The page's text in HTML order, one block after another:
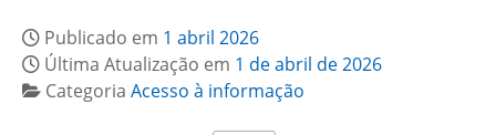
Publicado em 1 abril 2026
Última Atualização em 1 de abril de 2026
Categoria Acesso à informação